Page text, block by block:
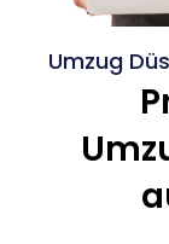
Umzug